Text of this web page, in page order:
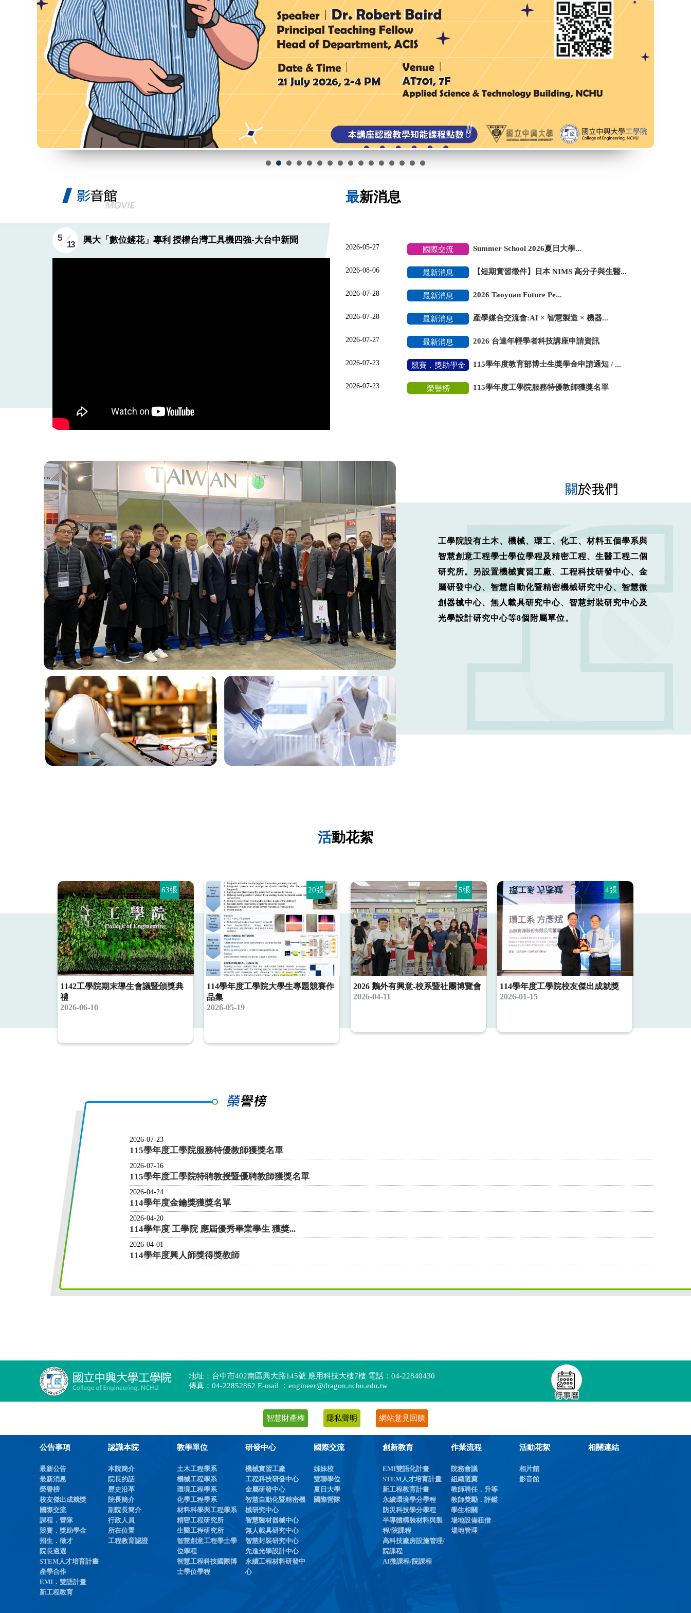
地址：台中市402南區興大路145號 應用科技大樓7樓 電話：04-22840430
傳真：04-22852862 E-mail ：engineer@dragon.nchu.edu.tw
智慧財產權 隱私聲明 網站意見回饋
公告事項
最新公告
最新消息
榮譽榜
校友傑出成就獎
國際交流
課程．營隊
競賽．獎助學金
招生．徵才
院長遴選
STEM人才培育計畫
產學合作
EMI．雙語計畫
新工程教育
認識本院
本院簡介
院長的話
歷史沿革
院長簡介
副院長簡介
行政人員
所在位置
工程教育認證
教學單位
土木工程學系
機械工程學系
環境工程學系
化學工程學系
材料科學與工程學系
精密工程研究所
生醫工程研究所
智慧創意工程學士學
位學程
智慧工程科技國際博
士學位學程
研發中心
機械實習工廠
工程科技研發中心
金屬研發中心
智慧自動化暨精密機
械研究中心
智慧醫材器械中心
無人載具研究中心
智慧封裝研究中心
先進光學設計中心
永續工程材料研發中
心
國際交流
姊妹校
雙聯學位
夏日大學
國際營隊
創新教育
EMI雙語化計畫
STEM人才培育計畫
新工程教育計畫
永續環境學分學程
防災科技學分學程
半導體構裝材料與製
程/院課程
高科技廠房設施管理/
院課程
AI微課程/院課程
作業流程
院務會議
組織選薦
教師聘任．升等
教師獎勵．評鑑
學生相關
場地設備租借
場地管理
活動花絮
相片館
影音館
相關連結